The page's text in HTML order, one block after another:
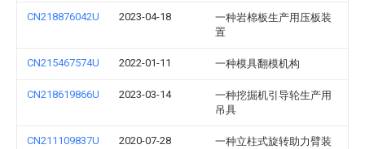
CN218876042U 2023-04-18
一种岩棉板生产用压板装
置
CN215467574U 2022-01-11 一种模具翻模机构
CN218619866U 2023-03-14
一种挖掘机引导轮生产用
吊具
CN211109837U 2020-07-28
一种立柱式旋转助力臂装